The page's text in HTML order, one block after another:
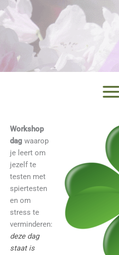
Ga
naar
de
inhoud
Workshop
dag waarop
je leert om
jezelf te
testen met
spiertesten
en om
stress te
verminderen:
deze dag
staat is